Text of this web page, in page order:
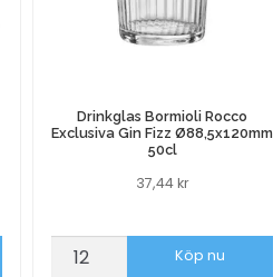
Drinkglas Bormioli Rocco
Exclusiva Gin Fizz Ø88,5x120mm
50cl
37,44kr
Drinkglas
Köp nu